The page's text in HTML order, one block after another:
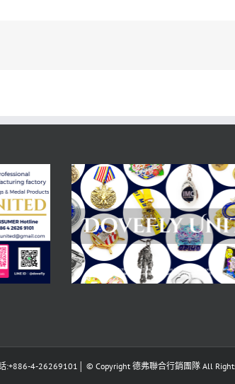
4-26269101│ © Copyright 德弗聯合行銷團隊 All